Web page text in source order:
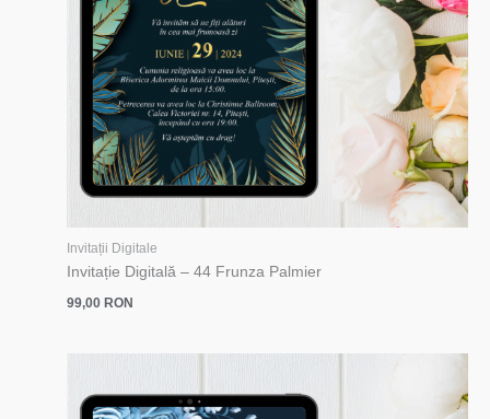
Invitații Digitale
Invitație Digitală – 44 Frunza Palmier
99,00 RON